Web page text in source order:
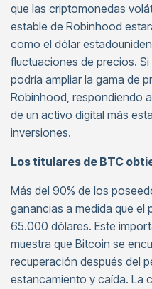
que las criptomonedas
estable de Robinhood
como el dólar
fluctuaciones de precios.
podría ampliar la gama de
Robinhood, respondiendo
de un activo digital más
inversiones.
Los titulares de BTC
Más del 90% de los
ganancias a medida que el
65.000 dólares. Este
muestra que Bitcoin se
recuperación después del
estancamiento y caída. La